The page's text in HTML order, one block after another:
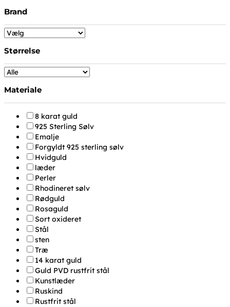
Brand
Størrelse
Materiale
8 karat guld
925 Sterling Sølv
Emalje
Forgyldt 925 sterling sølv
Hvidguld
læder
Perler
Rhodineret sølv
Rødguld
Rosaguld
Sort oxideret
Stål
sten
Træ
14 karat guld
Guld PVD rustfrit stål
Kunstlæder
Ruskind
Rustfrit stål